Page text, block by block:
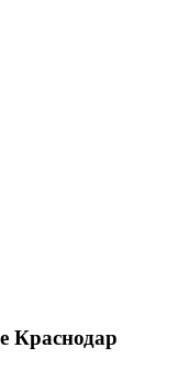
Краснодар